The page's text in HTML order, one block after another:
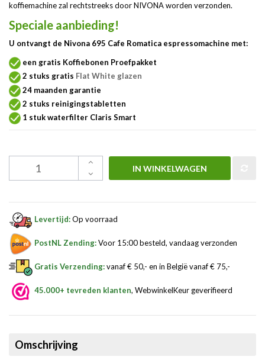
koffiemachine zal rechtstreeks door NIVONA worden verzonden.
Speciale aanbieding!
U ontvangt de Nivona 695 Cafe Romatica espressomachine met:
een gratis Koffiebonen Proefpakket
2 stuks gratis Flat White glazen
24 maanden garantie
2 stuks reinigingstabletten
1 stuk waterfilter Claris Smart
IN WINKELWAGEN
Levertijd:Op voorraad
PostNL Zending:Voor 15:00 besteld, vandaag verzonden
Gratis Verzending:vanaf € 50,- en in België vanaf € 75,-
45.000+ tevreden klanten, WebwinkelKeur geverifieerd
Omschrijving